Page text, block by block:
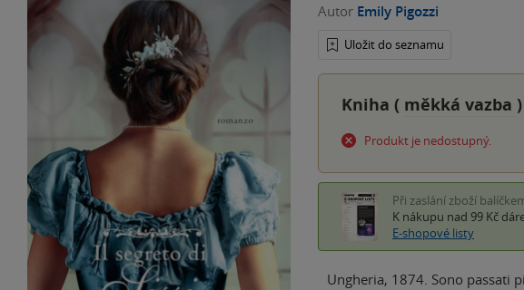
Autor Emily Pigozzi
Uložit do seznamu
Kniha ( měkká vazba )
Produkt je nedostupný.
Při zaslání zboží
K nákupu nad 99 Kč
E-shopové listy
Ungheria, 1874. Sono passati